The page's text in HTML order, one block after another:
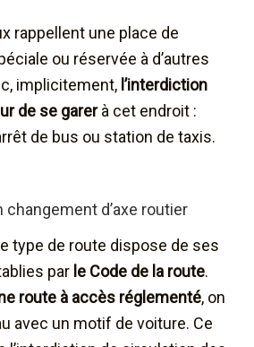
rappellent une place de
ou réservée à d’autres
implicitement, l’interdiction
de se garerà cet endroit :
de bus ou station de taxis.
changement d’axe routier
type de route dispose de ses
par le Code de la route.
route à accès réglementé, on
avec un motif de voiture. Ce